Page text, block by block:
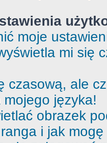
moje
mi się
czasową, ale
języka!
obrazek
i jak